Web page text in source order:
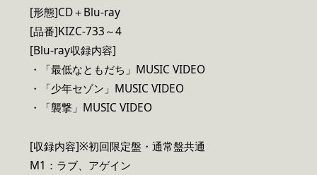
[形態]CD＋Blu-ray
[品番]KIZC-733～4
[Blu-ray収録内容]
・「最低なともだち」MUSIC VIDEO
・「少年セゾン」MUSIC VIDEO
・「襲撃」MUSIC VIDEO
[収録内容]※初回限定盤・通常盤共通
M1：ラブ、アゲイン